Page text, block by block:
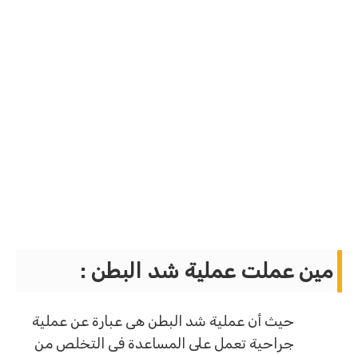
مين عملت عملية شد البطن :
حيث أن عملية شد البطن هى عبارة عن عملية
جراحية تعمل على المساعدة فى التخلص من